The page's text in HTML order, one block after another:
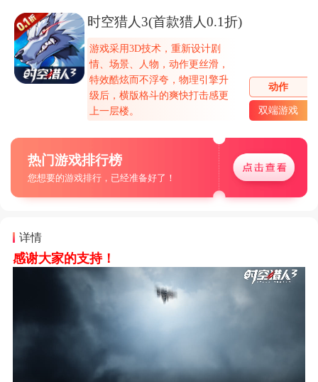
时空猎人3(首款猎人0.1折)
游戏采用3D技术，重新设计剧
情、场景、人物，动作更丝滑，
特效酷炫而不浮夸，物理引擎升
级后，横版格斗的爽快打击感更
上一层楼。
动作
双端游戏
热门游戏排行榜
您想要的游戏排行，已经准备好了！
详情
感谢大家的支持！